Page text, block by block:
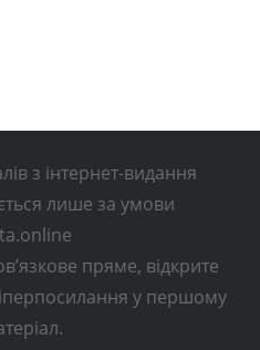
з інтернет-видання
лише за умови
пряме, відкрите
у першому